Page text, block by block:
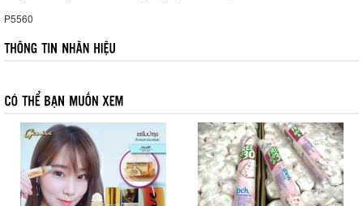
P5560